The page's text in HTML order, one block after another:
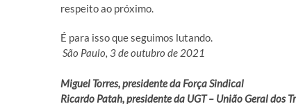
respeito ao próximo.
É para isso que seguimos lutando.
São Paulo, 3 de outubro de 2021
Miguel Torres, presidente da Força Sindical
Ricardo Patah, presidente da UGT – União Geral dos